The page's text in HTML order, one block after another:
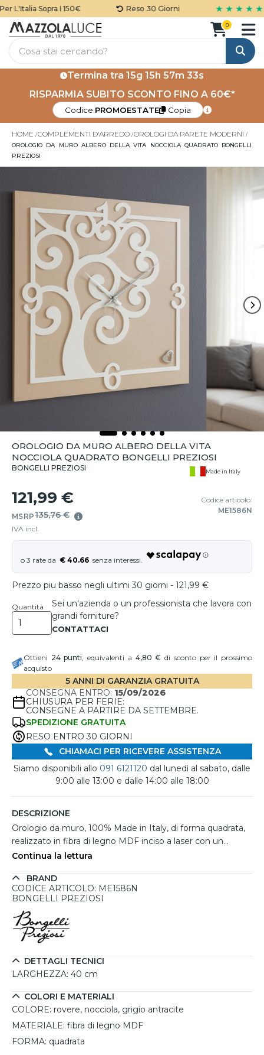
L'Italia Sopra I 150€ Reso 30 Giorni ★ ★ ★ ★ ★
Cerca
0
Termina tra 15g 15h 57m 33s
RISPARMIA SUBITO SCONTO FINO A 60€*
Codice:PROMOESTATE Copia
HOME COMPLEMENTI D'ARREDO OROLOGI DA PARETE MODERNI
OROLOGIO DA MURO ALBERO DELLA VITA NOCCIOLA QUADRATO BONGELLI
PREZIOSI
OROLOGIO DA MURO ALBERO DELLA VITA
NOCCIOLA QUADRATO BONGELLI PREZIOSI
BONGELLI PREZIOSI Made in Italy
121,99 €
MSRP135,76 €
IVA incl.
Codice articolo:
ME1586N
€ 40.66
Prezzo piu basso negli ultimi 30 giorni - 121,99 €
Quantità
Sei un'azienda o un professionista che lavora con
grandi forniture?
Ottieni 24punti, equivalenti a 4,80 € di sconto per il prossimo
acquisto
5 ANNI DI GARANZIA GRATUITA
CONSEGNA ENTRO: 15/09/2026
CHIUSURA PER FERIE:
CONSEGNE A PARTIRE DA SETTEMBRE.
SPEDIZIONE GRATUITA
RESO ENTRO 30 GIORNI
CHIAMACI PER RICEVERE ASSISTENZA
Siamo disponibili allo 091 6121120 dal lunedì al sabato, dalle
9:00 alle 13:00 e dalle 14:00 alle 18:00
DESCRIZIONE
Orologio da muro, 100% Made in Italy, di forma quadrata,
realizzato in fibra di legno MDF inciso a laser con un
design che raffigura l’albero della vita. Proposto in rovere,
tinta con le lancette cromate lucide, che dona un
dettaglio elegante e simbolico. Grazie alla sua estetica
Questo orologio da parete in legno si distingue per la cura
artigianale e rappresenta una scelta perfetta per chi
desidera complementi particolari dal forte valore
decorativo.
Continua la lettura
BRAND
CODICE ARTICOLO: ME1586N
BONGELLI PREZIOSI
DETTAGLI TECNICI
LARGHEZZA: 40 cm
COLORI E MATERIALI
COLORE: rovere, nocciola, grigio antracite
MATERIALE: fibra di legno MDF
FORMA: quadrata